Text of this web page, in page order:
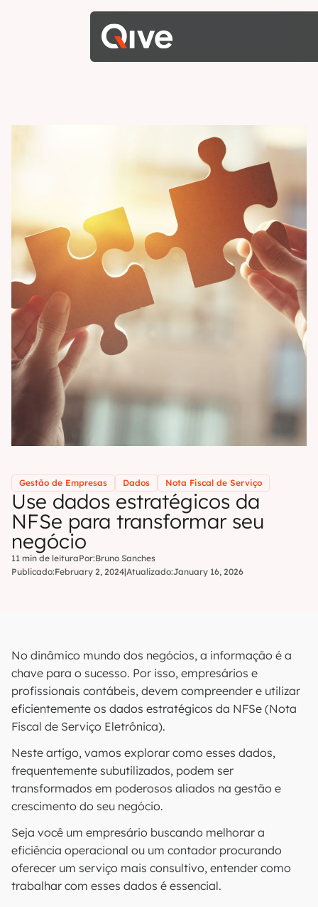
Gestão de Empresas Dados Nota Fiscal de Serviço
Use dados estratégicos da
NFSe para transformar seu
negócio
11 min de leituraPor:Bruno Sanches
Publicado:February 2, 2024|Atualizado:January 16, 2026
No dinâmico mundo dos negócios, a informação é a
chave para o sucesso. Por isso, empresários e
profissionais contábeis, devem compreender e utilizar
eficientemente os dados estratégicos da NFSe (Nota
Fiscal de Serviço Eletrônica).
Neste artigo, vamos explorar como esses dados,
frequentemente subutilizados, podem ser
transformados em poderosos aliados na gestão e
crescimento do seu negócio.
Seja você um empresário buscando melhorar a
eficiência operacional ou um contador procurando
oferecer um serviço mais consultivo, entender como
trabalhar com esses dados é essencial.